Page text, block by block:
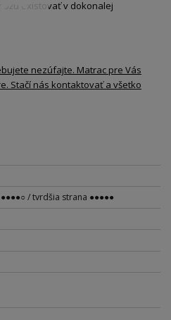
existovať v dokonalej
nezúfajte. Matrac pre Vás
Stačí nás kontaktovať a všetko
/ tvrdšia strana ●●●●●